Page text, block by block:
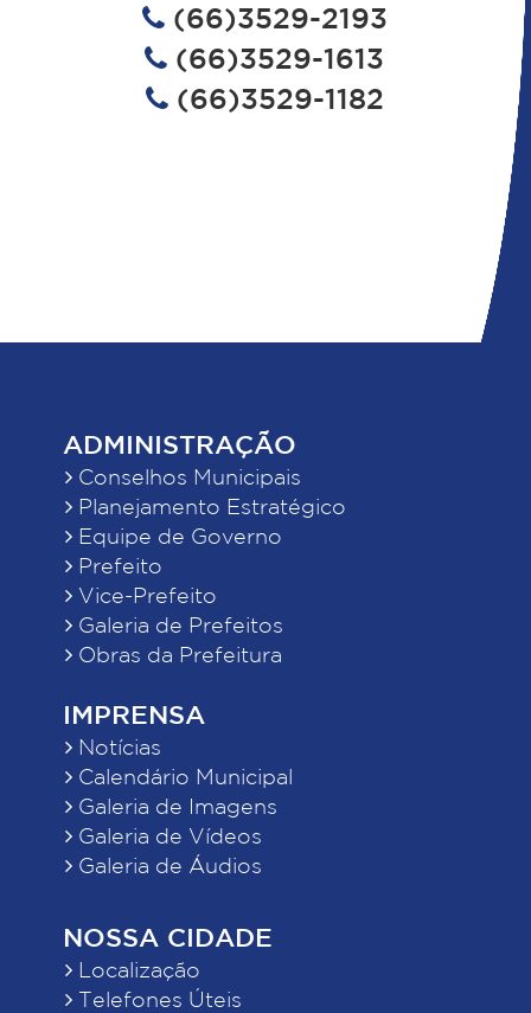
(66)3529-2193
(66)3529-1613
(66)3529-1182
ADMINISTRAÇÃO
Conselhos Municipais
Planejamento Estratégico
Equipe de Governo
Prefeito
Vice-Prefeito
Galeria de Prefeitos
Obras da Prefeitura
IMPRENSA
Notícias
Calendário Municipal
Galeria de Imagens
Galeria de Vídeos
Galeria de Áudios
NOSSA CIDADE
Localização
Telefones Úteis